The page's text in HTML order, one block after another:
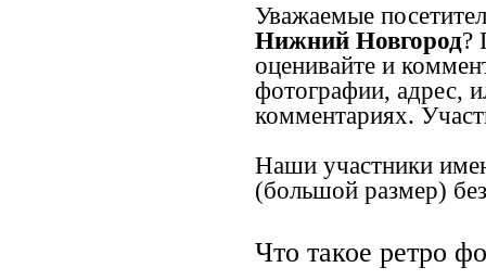
Уважаемые
Нижний Новгород?
оценивайте и
фотографии, адрес,
комментариях.
Наши участники
(большой размер)
Что такое ретро